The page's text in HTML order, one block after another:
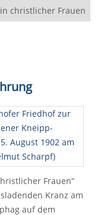
christlicher Frauen
Frauen“
Kranz am
auf dem